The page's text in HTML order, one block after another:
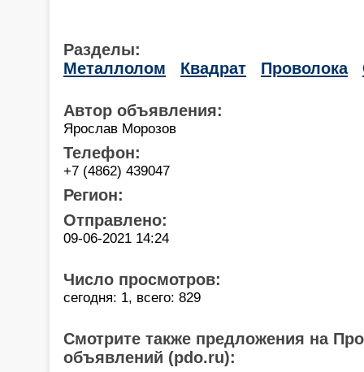
Разделы:
Металлолом
Квадрат Проволока
Автор объявления:
Ярослав Морозов
Телефон:
+7 (4862) 439047
Регион:
Отправлено:
09-06-2021 14:24
Число просмотров:
сегодня: 1, всего: 829
Смотрите также предложения на
объявлений (pdo.ru):